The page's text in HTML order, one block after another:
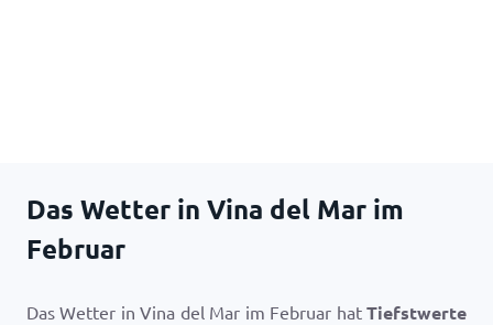
Das Wetter in Vina del Mar im
Februar
Das Wetter in Vina del Mar im Februar hat Tiefstwerte